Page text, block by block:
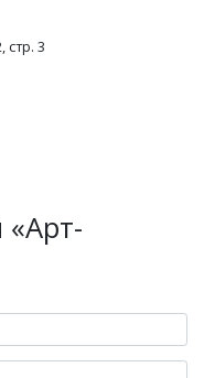
стр. 3